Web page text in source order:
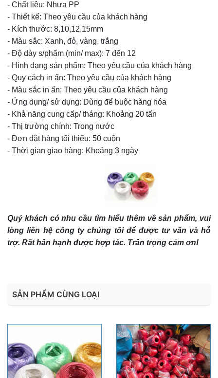
- Chất liệu: Nhựa PP
- Thiết kế: Theo yêu cầu của khách hàng
- Kích thước: 8,10,12,15mm
- Màu sắc: Xanh, đỏ, vàng, trắng
- Độ dày s/phẩm (min/ max): 7 đến 12
- Hình dạng sản phẩm: Theo yêu cầu của khách hàng
- Quy cách in ấn: Theo yêu cầu của khách hàng
- Màu sắc in ấn: Theo yêu cầu của khách hàng
- Ứng dụng/ sử dụng: Dùng để buộc hàng hóa
- Khả năng cung cấp/ tháng: Khoảng 20 tấn
- Thị trường chính: Trong nước
- Đơn đặt hàng tối thiểu: 50 cuộn
- Thời gian giao hàng: Khoảng 3 ngày
Quý khách có nhu cầu tìm hiểu thêm về sản phẩm, vui
lòng liên hệ công ty chúng tôi để được tư vấn và hỗ
trợ. Rất hân hạnh được hợp tác. Trân trọng cảm ơn!
SẢN PHẨM CÙNG LOẠI